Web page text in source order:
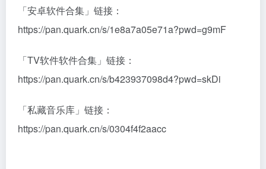
「安卓软件合集」链接：
https://pan.quark.cn/s/1e8a7a05e71a?pwd=g9mF
「TV软件软件合集」链接：
https://pan.quark.cn/s/b423937098d4?pwd=skDi
「私藏音乐库」链接：
https://pan.quark.cn/s/0304f4f2aacc